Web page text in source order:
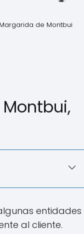
de Montbui
entidades
al cliente.